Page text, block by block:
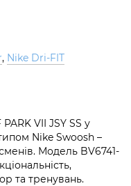
, Nike Dri-FIT
VII JSY SS у
Nike Swoosh –
Модель BV6741-
та тренувань.